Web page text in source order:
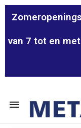
van 7 tot en
